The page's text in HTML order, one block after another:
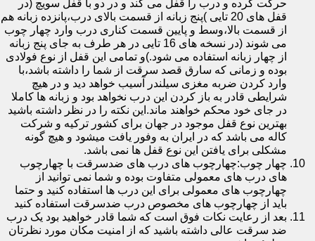
حرکت کرده و درب را قفل می کند و در دو با قفل سویچ (در
قفل های 20 تایی )پنج زبانه از قسمت بالای درب،پانزده زبانه هم
از قسمت بالا،وسط و پایین قسمت کناری درب وارد چهار چوب
می شوند (در نسخه های 16 تایی در هر طرف به جای پنج زبانه
از چهار زبانه استفاده می شود.)و تمامی این قفل از نوع فولادی
بوده و زمانی که سارق قصد سرقت از شما را داشته باشد،با
وارد کردن ضربه مغزی سیلندر آسیب خواهد دید و در هیچ
شرایطی قادر به باز کردن این درب نخواهد بود و زبانه ها کاملا
در جای خود محکم خواهند ماند.این نکته را در نظر داشته باشید
بهترین نوع قفل موجود در جهان برای کشور ترکیه و شرکت
کاله می باشد که در ایران به وفور یافت میشود و هیچ گونه
مشکلی برای یافتن این نوع قفل ها نمی باشد.
چهار چوب:چهارچوب های درب های ضدسرقت با چهارچوب
های درب های معمولی متفاوت بوده و شما نمی توانید از
چهارچوب های معمولی برای این درب ها استفاده کنید و حتما
باید از چهارچوب های مخصوص درب ضدسرقت استفاده کنید
بعد از رعایت نکات فوق است که شما قادر خواهید بود یک درب
ضد سرقت عالی داشته باشید که از امنیت مکان مورد نظرتان